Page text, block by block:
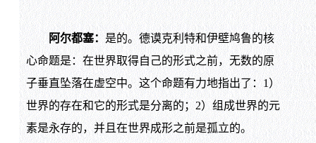
阿尔都塞： 是的。德谟克利特和伊壁鸠鲁的核
心命题是：在世界取得自己的形式之前，无数的原
子垂直坠落在虚空中。这个命题有力地指出了：1）
世界的存在和它的形式是分离的；2）组成世界的元
素是永存的，并且在世界成形之前是孤立的。